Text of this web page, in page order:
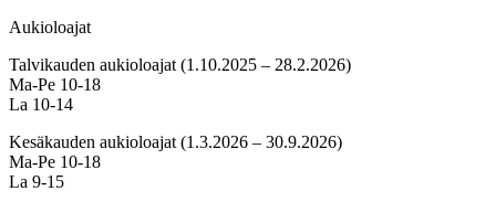
Aukioloajat
Talvikauden aukioloajat (1.10.2025 – 28.2.2026)
Ma-Pe 10-18
La 10-14
Kesäkauden aukioloajat (1.3.2026 – 30.9.2026)
Ma-Pe 10-18
La 9-15